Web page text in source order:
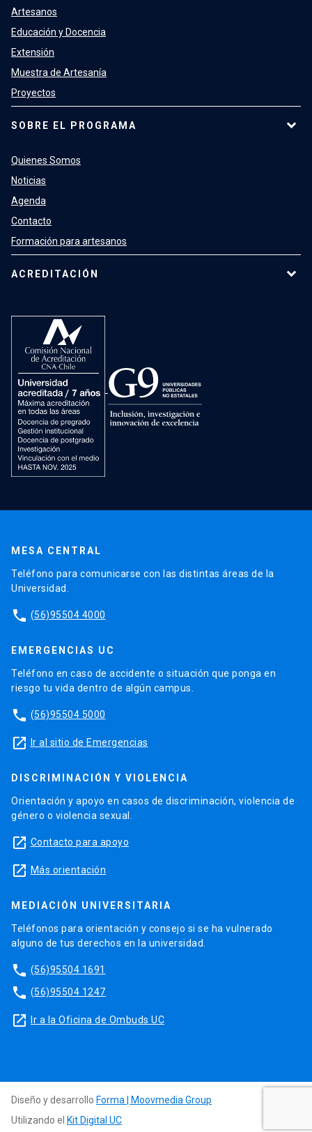
Artesanos
Educación y Docencia
Extensión
Muestra de Artesanía
Proyectos
SOBRE EL PROGRAMA
Quienes Somos
Noticias
Agenda
Contacto
Formación para artesanos
ACREDITACIÓN
MESA CENTRAL
Teléfono para comunicarse con las distintas áreas de la
Universidad.
phone (56)95504 4000
EMERGENCIAS UC
Teléfono en caso de accidente o situación que ponga en
riesgo tu vida dentro de algún campus.
phone (56)95504 5000
launch Ir al sitio de Emergencias
DISCRIMINACIÓN Y VIOLENCIA
Orientación y apoyo en casos de discriminación, violencia de
género o violencia sexual.
launch Contacto para apoyo
launch Más orientación
MEDIACIÓN UNIVERSITARIA
Teléfonos para orientación y consejo si se ha vulnerado
alguno de tus derechos en la universidad.
phone (56)95504 1691
phone (56)95504 1247
launch Ir a la Oficina de Ombuds UC
Diseño y desarrollo Forma | Moovmedia Group
Utilizando el Kit Digital UC